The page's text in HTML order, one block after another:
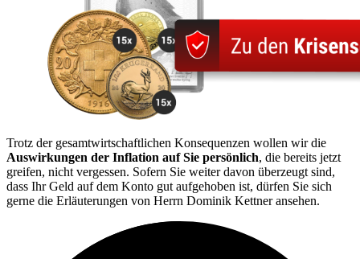
Trotz der gesamtwirtschaftlichen Konsequenzen wollen wir die
Auswirkungen der Inflation auf Sie persönlich, die bereits jetzt
greifen, nicht vergessen. Sofern Sie weiter davon überzeugt sind,
dass Ihr Geld auf dem Konto gut aufgehoben ist, dürfen Sie sich
gerne die Erläuterungen von Herrn Dominik Kettner ansehen.